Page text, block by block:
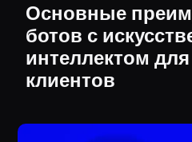
Основные
ботов с
интеллектом
клиентов